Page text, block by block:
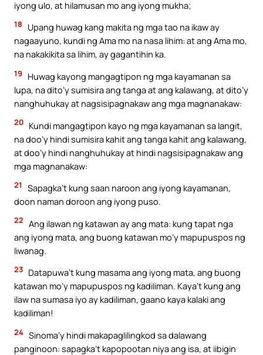
iyong ulo, at hilamusan mo ang iyong mukha;
18
Upang huwag kang makita ng mga tao na ikaw ay
nagaayuno, kundi ng Ama mo na nasa lihim: at ang Ama mo,
na nakakikita sa lihim, ay gagantihin ka.
19
Huwag kayong mangagtipon ng mga kayamanan sa
lupa, na dito’y sumisira ang tanga at ang kalawang, at dito’y
nanghuhukay at nagsisipagnakaw ang mga magnanakaw:
20 Kundi mangagtipon kayo ng mga kayamanan sa langit,
na doo’y hindi sumisira kahit ang tanga kahit ang kalawang,
at doo’y hindi nanghuhukay at hindi nagsisipagnakaw ang
mga magnanakaw:
21
Sapagka’t kung saan naroon ang iyong kayamanan,
doon naman doroon ang iyong puso.
22 Ang ilawan ng katawan ay ang mata: kung tapat nga
ang iyong mata, ang buong katawan mo’y mapupuspos ng
liwanag.
23 Datapuwa’t kung masama ang iyong mata, ang buong
katawan mo’y mapupuspos ng kadiliman. Kaya’t kung ang
ilaw na sumasa iyo ay kadiliman, gaano kaya kalaki ang
kadiliman!
24 Sinoma’y hindi makapaglilingkod sa dalawang
panginoon: sapagka’t kapopootan niya ang isa, at iibigin